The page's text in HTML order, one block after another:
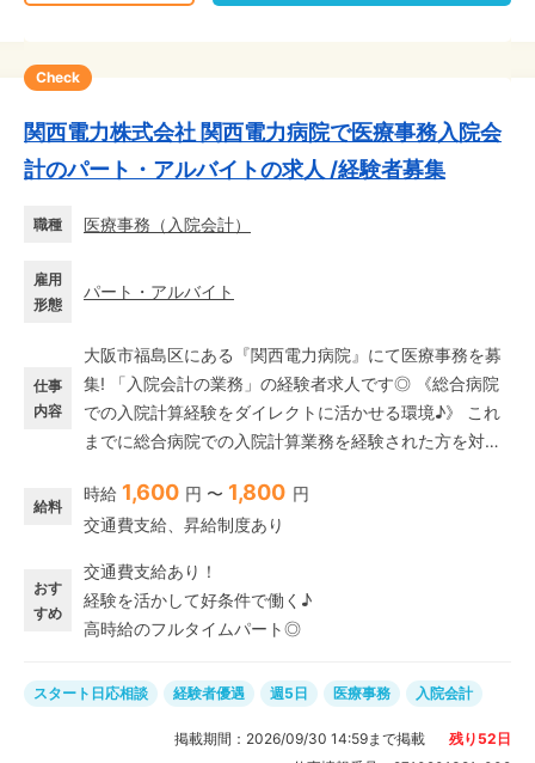
Check
関西電力株式会社 関西電力病院で医療事務入院会
計のパート・アルバイトの求人 /経験者募集
職種 医療事務 （ 入院会計）
雇用
形態
パート・アルバイト
仕事
内容
大阪市福島区にある『関西電力病院』にて医療事務を募
集! 「入院会計の業務」の経験者求人です◎ 《総合病院
での入院計算経験をダイレクトに活かせる環境♪》 これ
までに総合病院での入院計算業務を経験された方を対象
てきた専門知識やスキルをそのまま活かし、即戦力とし
て新しい職場で力を発揮していただけます。「せっかく
までのキャリアを無駄にせず、新しい環境でさらに磨き
をかけたい」と考えている方に最適です。あなたの経験
が大きな強みとなり、スムーズに業務になじめる環境が
給料
時給 1,600 円 〜 1,800 円
交通費支給、昇給制度あり
おす
すめ
交通費支給あり！
経験を活かして好条件で働く♪
高時給のフルタイムパート◎
スタート日応相談 経験者優遇 週5日 医療事務 入院会計
掲載期間： 2026/09/30 14:59まで掲載 残り 52 日